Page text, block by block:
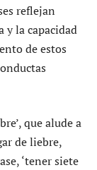
reflejan
y la capacidad
de estos
que alude a
de liebre,
‘tener siete